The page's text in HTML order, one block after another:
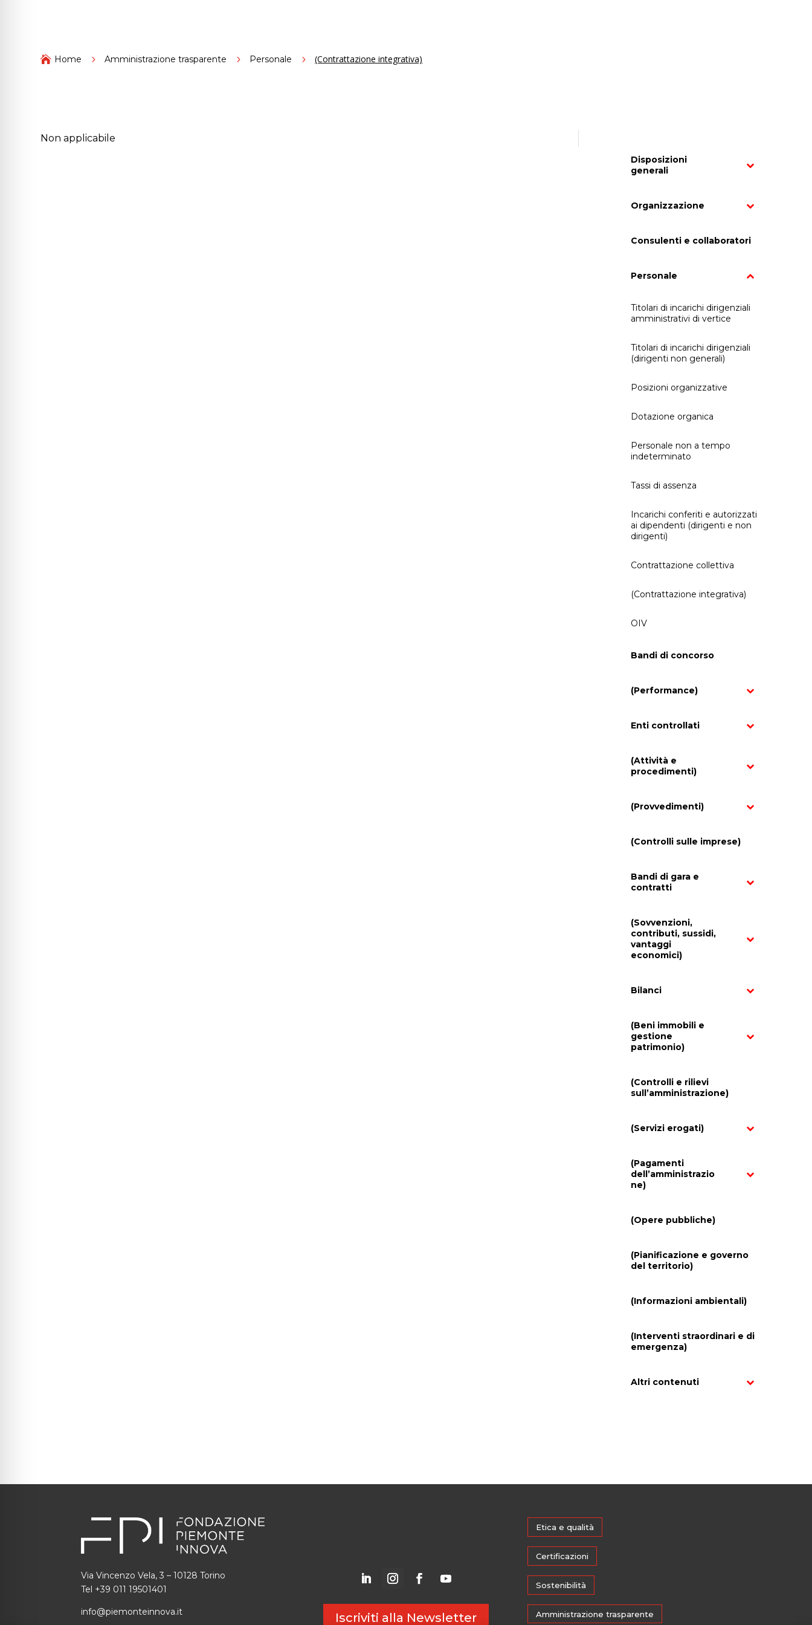
 Home 5 Amministrazione trasparente 5 Personale 5 (Contrattazione integrativa)
Non applicabile
Disposizioni
generali
Organizzazione
Consulenti e collaboratori
Personale
Titolari di incarichi dirigenziali
amministrativi di vertice
Titolari di incarichi dirigenziali
(dirigenti non generali)
Posizioni organizzative
Dotazione organica
Personale non a tempo
indeterminato
Tassi di assenza
Incarichi conferiti e autorizzati
ai dipendenti (dirigenti e non
dirigenti)
Contrattazione collettiva
(Contrattazione integrativa)
OIV
Bandi di concorso
(Performance)
Enti controllati
(Attività e
procedimenti)
(Provvedimenti)
(Controlli sulle imprese)
Bandi di gara e
contratti
(Sovvenzioni,
contributi, sussidi,
vantaggi
economici)
Bilanci
(Beni immobili e
gestione
patrimonio)
(Controlli e rilievi
sull’amministrazione)
(Servizi erogati)
(Pagamenti
dell’amministrazio
ne)
(Opere pubbliche)
(Pianificazione e governo
del territorio)
(Informazioni ambientali)
(Interventi straordinari e di
emergenza)
Altri contenuti
Via Vincenzo Vela, 3 – 10128 Torino
Tel +39 011 19501401
info@piemonteinnova.it Iscriviti alla Newsletter
Etica e qualità
Certificazioni
Sostenibilità
Amministrazione trasparente